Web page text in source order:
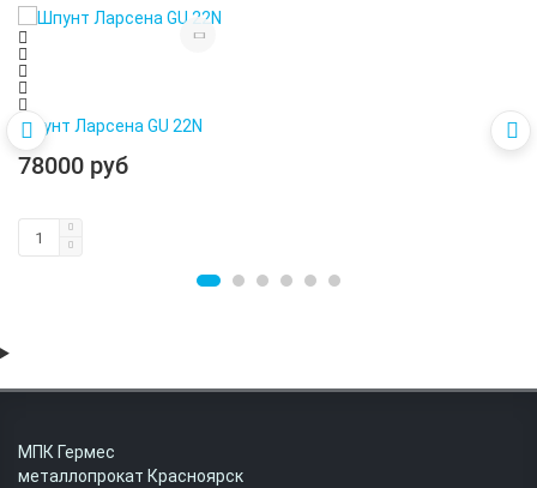
Шпунт Ларсена GU 22N
78000 руб
МПК Гермес
металлопрокат Красноярск